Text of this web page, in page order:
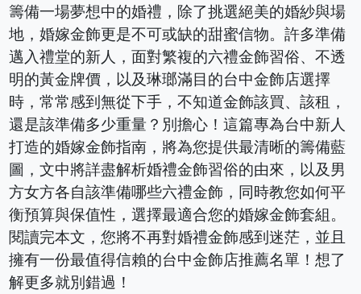
籌備一場夢想中的婚禮，除了挑選絕美的婚紗與場
地，婚嫁金飾更是不可或缺的甜蜜信物。許多準備
邁入禮堂的新人，面對繁複的六禮金飾習俗、不透
明的黃金牌價，以及琳瑯滿目的台中金飾店選擇
時，常常感到無從下手，不知道金飾該買、該租，
還是該準備多少重量？別擔心！這篇專為台中新人
打造的婚嫁金飾指南，將為您提供最清晰的籌備藍
圖，文中將詳盡解析婚禮金飾習俗的由來，以及男
方女方各自該準備哪些六禮金飾，同時教您如何平
衡預算與保值性，選擇最適合您的婚嫁金飾套組。
閱讀完本文，您將不再對婚禮金飾感到迷茫，並且
擁有一份最值得信賴的台中金飾店推薦名單！想了
解更多就別錯過！